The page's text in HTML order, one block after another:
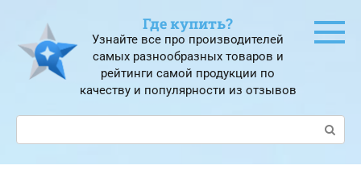
контенту
Где купить?
Узнайте все про производителей
самых разнообразных товаров и
рейтинги самой продукции по
качеству и популярности из отзывов
Поиск: